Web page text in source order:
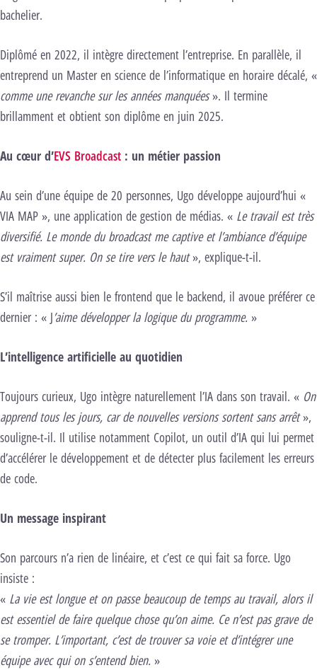
bachelier.
Diplômé en 2022, il intègre directement l’entreprise. En parallèle, il
entreprend un Master en science de l’informatique en horaire décalé, «
comme une revanche sur les années manquées». Il termine
brillamment et obtient son diplôme en juin 2025.
Au cœur d’EVS Broadcast : un métier passion
Au sein d’une équipe de 20 personnes, Ugo développe aujourd’hui «
VIA MAP », une application de gestion de médias. « Le travail est très
diversifié. Le monde du broadcast me captive et l’ambiance d’équipe
est vraiment super. On se tire vers le haut», explique-t-il.
S’il maîtrise aussi bien le frontend que le backend, il avoue préférer ce
dernier : « J’aime développer la logique du programme. »
L’intelligence artificielle au quotidien
Toujours curieux, Ugo intègre naturellement l’IA dans son travail. « On
apprend tous les jours, car de nouvelles versions sortent sans arrêt»,
souligne-t-il. Il utilise notamment Copilot, un outil d’IA qui lui permet
d’accélérer le développement et de détecter plus facilement les erreurs
de code.
Un message inspirant
Son parcours n’a rien de linéaire, et c’est ce qui fait sa force. Ugo
insiste :
« La vie est longue et on passe beaucoup de temps au travail, alors il
est essentiel de faire quelque chose qu’on aime. Ce n’est pas grave de
se tromper. L’important, c’est de trouver sa voie et d’intégrer une
équipe avec qui on s’entend bien. »